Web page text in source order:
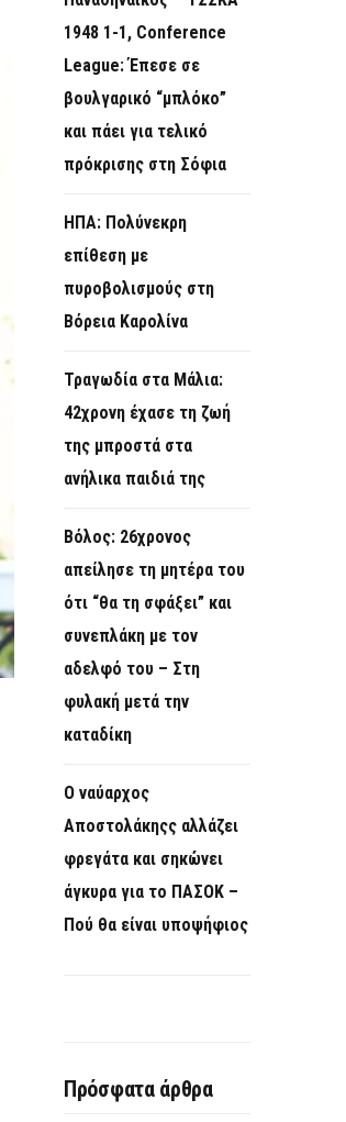
1948 1-1, Conference
League: Έπεσε σε
βουλγαρικό “μπλόκο”
και πάει για τελικό
πρόκρισης στη Σόφια
ΗΠΑ: Πολύνεκρη
επίθεση με
πυροβολισμούς στη
Βόρεια Καρολίνα
Τραγωδία στα Μάλια:
42χρονη έχασε τη ζωή
της μπροστά στα
ανήλικα παιδιά της
Βόλος: 26χρονος
απείλησε τη μητέρα του
ότι “θα τη σφάξει” και
συνεπλάκη με τον
αδελφό του – Στη
φυλακή μετά την
καταδίκη
Ο ναύαρχος
Αποστολάκηςς αλλάζει
φρεγάτα και σηκώνει
άγκυρα για το ΠΑΣΟΚ –
Πού θα είναι υποψήφιος
Πρόσφατα άρθρα